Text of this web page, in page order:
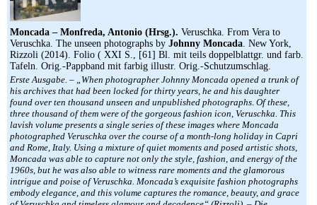
Moncada – Monfreda, Antonio (Hrsg.). Veruschka. From Vera to
Veruschka. The unseen photographs by Johnny Moncada. New York,
Rizzoli (2014). Folio ( XXI S., [61] Bl. mit teils doppelblattgr. und farb.
Tafeln. Orig.-Pappband mit farbig illustr. Orig.-Schutzumschlag.
Erste Ausgabe. – „When photographer Johnny Moncada opened a trunk of
his archives that had been locked for thirty years, he and his daughter
found over ten thousand unseen and unpublished photographs. Of these,
three thousand of them were of the gorgeous fashion icon, Veruschka. This
lavish volume presents a single series of these images where Moncada
photographed Veruschka over the course of a month-long holiday in Capri
and Rome, Italy. Using a mixture of quiet moments and posed artistic shots,
Moncada was able to capture not only the style, fashion, and energy of the
1960s, but he was also able to witness rare moments and the glamorous
intrigue and poise of Veruschka. Moncada’s exquisite fashion photographs
embody elegance, and this volume captures the romance, beauty, and grace